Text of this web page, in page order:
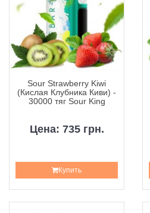
Sour Strawberry Kiwi
(Кислая Клубника Киви) -
30000 тяг Sour King
Цена: 735 грн.
Купить